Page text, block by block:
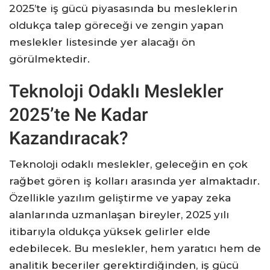
2025’te iş gücü piyasasında bu mesleklerin
oldukça talep göreceği ve zengin yapan
meslekler listesinde yer alacağı ön
görülmektedir.
Teknoloji Odaklı Meslekler
2025’te Ne Kadar
Kazandıracak?
Teknoloji odaklı meslekler, geleceğin en çok
rağbet gören iş kolları arasında yer almaktadır.
Özellikle yazılım geliştirme ve yapay zeka
alanlarında uzmanlaşan bireyler, 2025 yılı
itibarıyla oldukça yüksek gelirler elde
edebilecek. Bu meslekler, hem yaratıcı hem de
analitik beceriler gerektirdiğinden, iş gücü